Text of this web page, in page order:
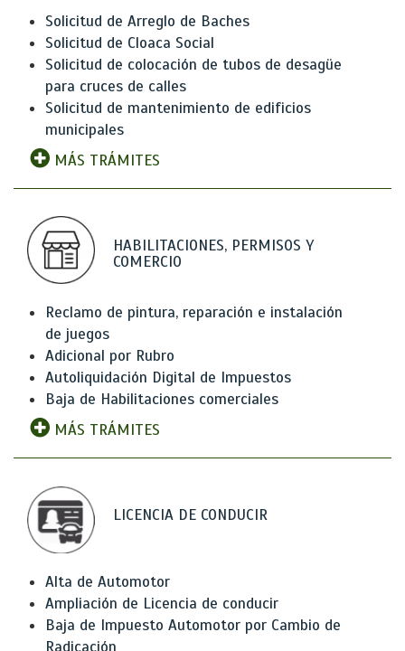
Solicitud de Arreglo de Baches
Solicitud de Cloaca Social
Solicitud de colocación de tubos de desagüe
para cruces de calles
Solicitud de mantenimiento de edificios
municipales
MÁS TRÁMITES
HABILITACIONES, PERMISOS Y
COMERCIO
Reclamo de pintura, reparación e instalación
de juegos
Adicional por Rubro
Autoliquidación Digital de Impuestos
Baja de Habilitaciones comerciales
MÁS TRÁMITES
LICENCIA DE CONDUCIR
Alta de Automotor
Ampliación de Licencia de conducir
Baja de Impuesto Automotor por Cambio de
Radicación